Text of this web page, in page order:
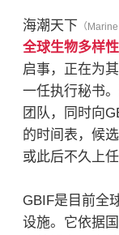
海潮天下 （
全球生物多样
启事，正在为
一任执行秘书
团队，同时向
的时间表，候
或此后不久上
GBIF是目前全
设施。它依据